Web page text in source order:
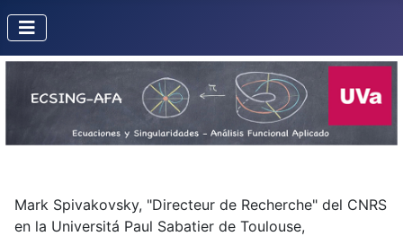
Mark Spivakovsky, "Directeur de Recherche" del CNRS
en la Universitá Paul Sabatier de Toulouse,